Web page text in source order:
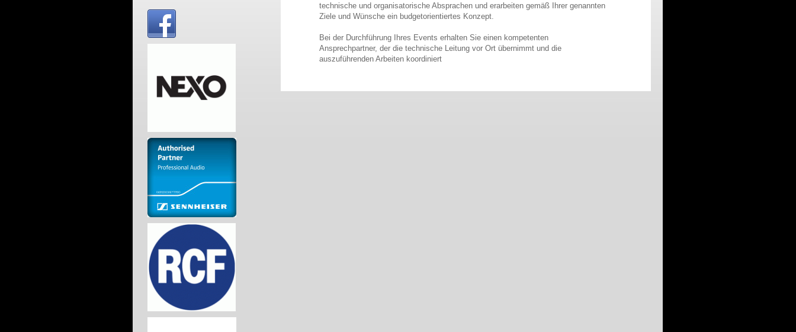
technische und organisatorische Absprachen und erarbeiten gemäß Ihrer genannten
Ziele und Wünsche ein budgetorientiertes Konzept.
Bei der Durchführung Ihres Events erhalten Sie einen kompetenten
Ansprechpartner, der die technische Leitung vor Ort übernimmt und die
auszuführenden Arbeiten koordiniert